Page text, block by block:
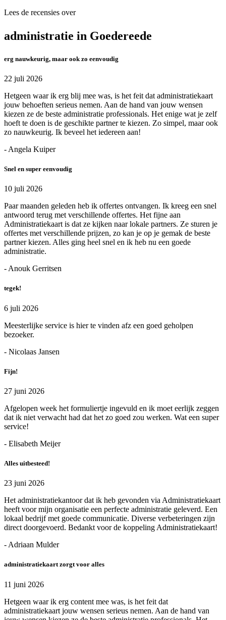
Lees de recensies over
administratie in Goedereede
erg nauwkeurig, maar ook zo eenvoudig
22 juli 2026
Hetgeen waar ik erg blij mee was, is het feit dat administratiekaart
jouw behoeften serieus nemen. Aan de hand van jouw wensen
kiezen ze de beste administratie professionals. Het enige wat je zelf
hoeft te doen is de geschikte partner te kiezen. Zo simpel, maar ook
zo nauwkeurig. Ik beveel het iedereen aan!
- Angela Kuiper
Snel en super eenvoudig
10 juli 2026
Paar maanden geleden heb ik offertes ontvangen. Ik kreeg een snel
antwoord terug met verschillende offertes. Het fijne aan
Administratiekaart is dat ze kijken naar lokale partners. Ze sturen je
offertes met verschillende prijzen, zo kan je op je gemak de beste
partner kiezen. Alles ging heel snel en ik heb nu een goede
administratie.
- Anouk Gerritsen
tegek!
6 juli 2026
Meesterlijke service is hier te vinden afz een goed geholpen
bezoeker.
- Nicolaas Jansen
Fijn!
27 juni 2026
Afgelopen week het formuliertje ingevuld en ik moet eerlijk zeggen
dat ik niet verwacht had dat het zo goed zou werken. Wat een super
service!
- Elisabeth Meijer
Alles uitbesteed!
23 juni 2026
Het administratiekantoor dat ik heb gevonden via Administratiekaart
heeft voor mijn organisatie een perfecte administratie geleverd. Een
lokaal bedrijf met goede communicatie. Diverse verbeteringen zijn
direct doorgevoerd. Bedankt voor de koppeling Administratiekaart!
- Adriaan Mulder
administratiekaart zorgt voor alles
11 juni 2026
Hetgeen waar ik erg content mee was, is het feit dat
administratiekaart jouw wensen serieus nemen. Aan de hand van